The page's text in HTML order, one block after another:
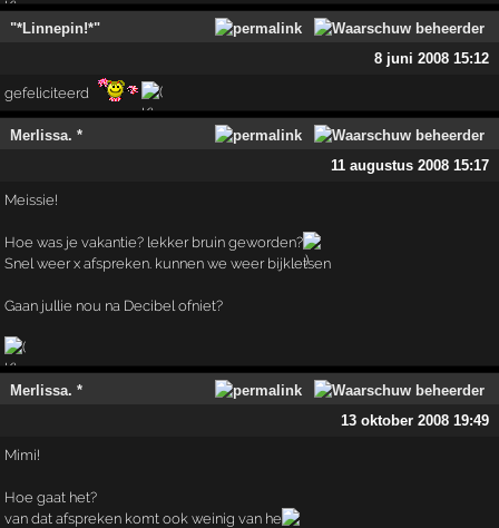
"*Linnepin!*"
8 juni 2008 15:12
gefeliciteerd
Merlissa. *
11 augustus 2008 15:17
Meissie!
Hoe was je vakantie? lekker bruin geworden?
Snel weer x afspreken. kunnen we weer bijkletsen
Gaan jullie nou na Decibel ofniet?
Merlissa. *
13 oktober 2008 19:49
Mimi!
Hoe gaat het?
van dat afspreken komt ook weinig van he